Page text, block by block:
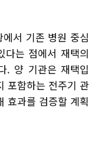
서 기존 병원 중심
다는 점에서 재택의
. 양 기관은 재택입
포함하는 전주기 관
효과를 검증할 계획